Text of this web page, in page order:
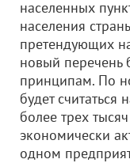
населенных
населения
претендующих
новый перечень
принципам. По
будет считаться
более трех
экономически
одном